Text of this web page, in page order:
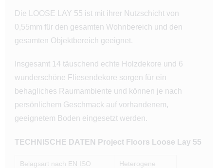
Die LOOSE LAY 55 ist mit ihrer Nutzschicht von
0,55mm für den gesamten Wohnbereich und den
gesamten Objektbereich geeignet.
Insgesamt 14 täuschend echte Holzdekore und 6
wunderschöne Fliesendekore sorgen für ein
behagliches Raumambiente und können je nach
persönlichem Geschmack auf vorhandenem,
geeignetem Boden eingesetzt werden.
TECHNISCHE DATEN Project Floors Loose Lay 55
Belagsart nach EN ISO
Heterogene